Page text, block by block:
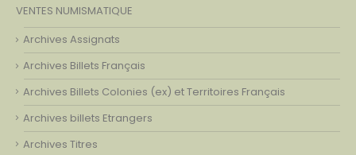
VENTES NUMISMATIQUE
Archives Assignats
Archives Billets Français
Archives Billets Colonies (ex) et Territoires Français
Archives billets Etrangers
Archives Titres